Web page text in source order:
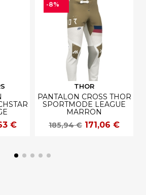
€
THOR
PANTALON CROSS THOR
SPORTMODE LEAGUE
MARRON
185,94 € 171,06 €
-8%